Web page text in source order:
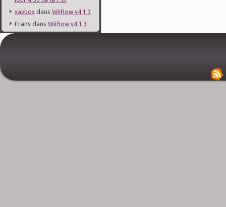
xavbox dans Wiiflow v4.1.3
Frans dans Wiiflow v4.1.3